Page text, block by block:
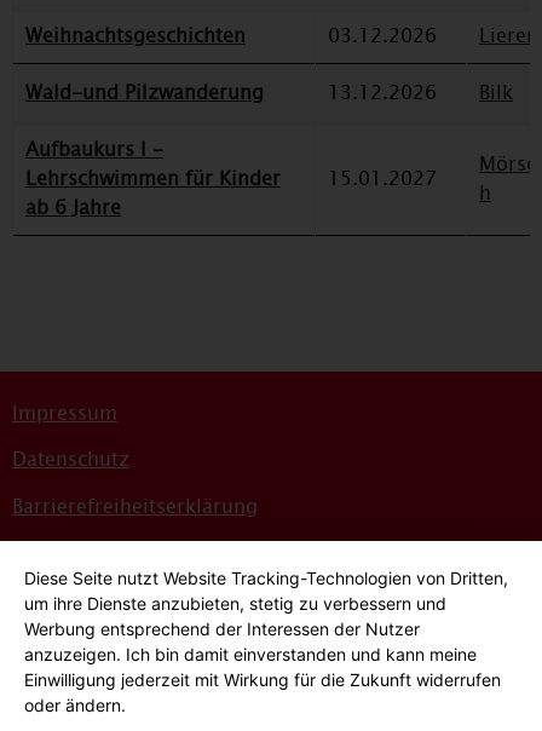
Weihnachtsgeschichten 03.12.2026
Wald-und Pilzwanderung
13.12.2026
Bilk
Aufbaukurs I -
Lehrschwimmen für Kinder
ab 6 Jahre
15.01.2027
h
Impressum
Datenschutz
Barrierefreiheitserklärung
Bildnachweise
Hinweisgeber*innensystem
Cookie-Einstellungen
Diese Seite nutzt Website Tracking-Technologien von Dritten,
um ihre Dienste anzubieten, stetig zu verbessern und
Werbung entsprechend der Interessen der Nutzer
anzuzeigen. Ich bin damit einverstanden und kann meine
Einwilligung jederzeit mit Wirkung für die Zukunft widerrufen
oder ändern.